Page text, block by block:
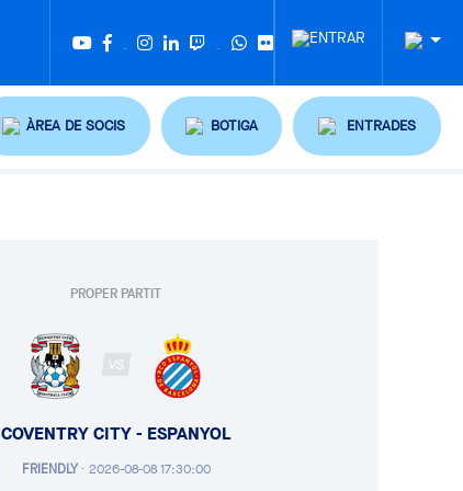
ÀREA DE SOCIS BOTIGA ENTRADES
PROPER PARTIT
VS
COVENTRY CITY - ESPANYOL
FRIENDLY· 2026-08-08 17:30:00